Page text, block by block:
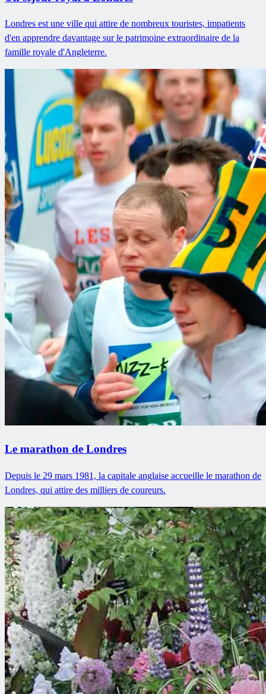
Londres est une ville qui attire de nombreux touristes, impatients
d'en apprendre davantage sur le patrimoine extraordinaire de la
famille royale d'Angleterre.
Le marathon de Londres
Depuis le 29 mars 1981, la capitale anglaise accueille le marathon de
Londres, qui attire des milliers de coureurs.